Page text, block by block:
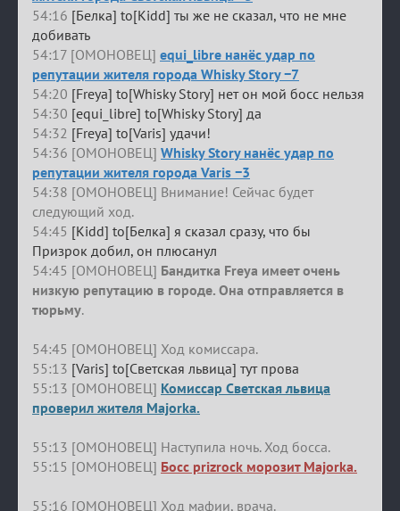
54:16 [Белка] to[Kidd] ты же не сказал, что не мне
добивать
54:17 [ОМОНОВЕЦ] equi_libre нанёс удар по
репутации жителя города Whisky Story −7
54:20 [Freya] to[Whisky Story] нет он мой босс нельзя
54:30 [equi_libre] to[Whisky Story] да
54:32 [Freya] to[Varis] удачи!
54:36 [ОМОНОВЕЦ] Whisky Story нанёс удар по
репутации жителя города Varis −3
54:38 [ОМОНОВЕЦ] Внимание! Сейчас будет
следующий ход.
54:45 [Kidd] to[Белка] я сказал сразу, что бы
Призрок добил, он плюсанул
54:45 [ОМОНОВЕЦ] Бандитка Freya имеет очень
низкую репутацию в городе. Она отправляется в
тюрьму.
54:45 [ОМОНОВЕЦ] Ход комиссара.
55:13 [Varis] to[Светская львица] тут прова
55:13 [ОМОНОВЕЦ] Комиссар Светская львица
проверил жителя Majorka.
55:13 [ОМОНОВЕЦ] Наступила ночь. Ход босса.
55:15 [ОМОНОВЕЦ] Босс prizrock морозит Majorka.
55:16 [ОМОНОВЕЦ] Ход мафии, врача.